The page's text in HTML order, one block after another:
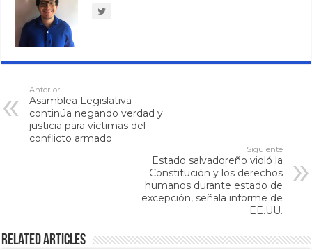
Anterior
Asamblea Legislativa
continúa negando verdad y
justicia para víctimas del
conflicto armado
Siguiente
Estado salvadoreño violó la
Constitución y los derechos
humanos durante estado de
excepción, señala informe de
EE.UU.
Related Articles